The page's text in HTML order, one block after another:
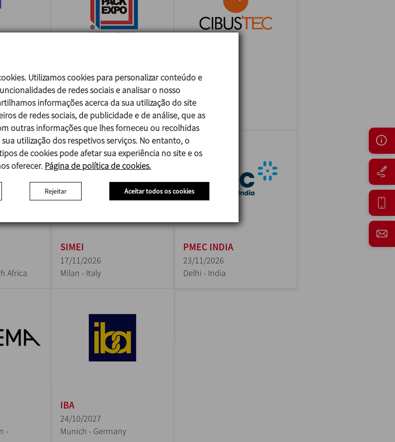
INDIA
PACK EXPO
INTERNATIONAL
18/10/2026
Chicago - USA
CIBUSTEC
Parma - Italy
Africa
SIMEI
17/11/2026
Milan - Italy
PMEC INDIA
23/11/2026
Delhi - India
-
IBA
24/10/2027
Munich - Germany
Utilizamos cookies para personalizar conteúdo e
de redes sociais e analisar o nosso
informações acerca da sua utilização do site
de redes sociais, de publicidade e de análise, que as
outras informações que lhes forneceu ou recolhidas
utilização dos respetivos serviços. No entanto, o
de cookies pode afetar sua experiência no site e os
oferecer. Página de política de cookies.
Rejeitar Aceitar todos os cookies